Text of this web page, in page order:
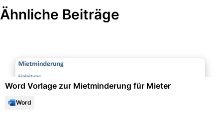
Ähnliche Beiträge
Word Vorlage zur Mietminderung für Mieter
Word